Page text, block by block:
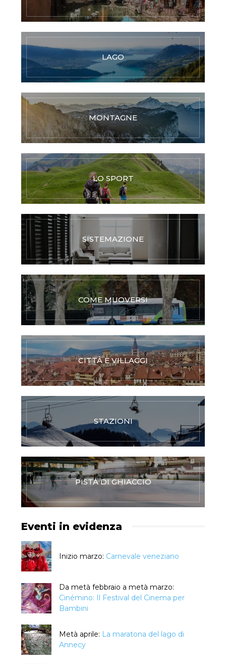
LAGO
MONTAGNE
LO SPORT
SISTEMAZIONE
COME MUOVERSI
CITTÀ E VILLAGGI
STAZIONI
PISTA DI GHIACCIO
Eventi in evidenza
Inizio marzo: Carnevale veneziano
Da metà febbraio a metà marzo:
Cinémino: Il Festival del Cinema per
Bambini
Metà aprile: La maratona del lago di
Annecy